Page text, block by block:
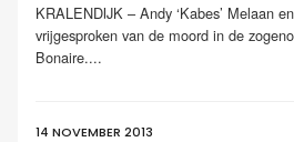
KRALENDIJK – Andy ‘Kabes’ Melaan
vrijgesproken van de moord in de
Bonaire....
14 NOVEMBER 2013